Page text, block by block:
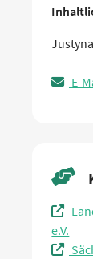
E-
e.V.